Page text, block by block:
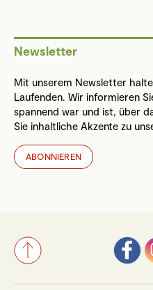
Newsletter
Mit unserem Newsletter
Laufenden. Wir informieren
spannend war und ist, über
Sie inhaltliche Akzente zu
ABONNIEREN